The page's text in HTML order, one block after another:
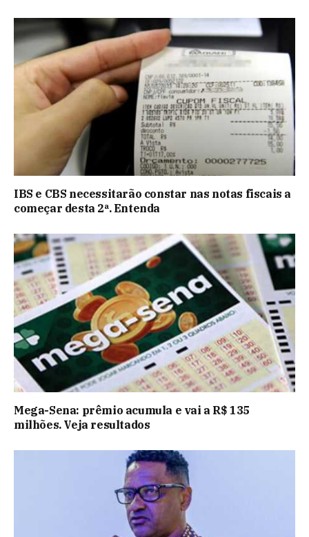
IBS e CBS necessitarão constar nas notas fiscais a
começar desta 2ª. Entenda
Mega-Sena: prêmio acumula e vai a R$ 135
milhões. Veja resultados